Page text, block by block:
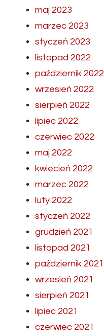
maj 2023
marzec 2023
styczeń 2023
listopad 2022
październik 2022
wrzesień 2022
sierpień 2022
lipiec 2022
czerwiec 2022
maj 2022
kwiecień 2022
marzec 2022
luty 2022
styczeń 2022
grudzień 2021
listopad 2021
październik 2021
wrzesień 2021
sierpień 2021
lipiec 2021
czerwiec 2021